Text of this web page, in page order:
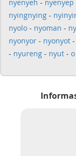
nyenyeh - nyenyep
nyingnying -
nyolo - nyoman -
nyonyor - nyonyot -
- nyureng - nyut - o